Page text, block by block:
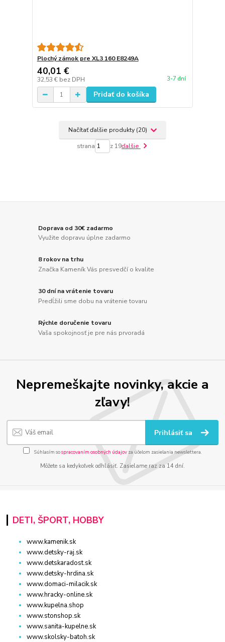
Plochý zámok pre XL3 160 E8249A
40,01 €
32,53 € bez DPH 3-7 dní
Pridať do košíka
Načítať ďalšie produkty (20)
strana z 19ďalšie
Doprava od 30€ zadarmo
Využite dopravu úplne zadarmo
8 rokov na trhu
Značka Kameník Vás presvedčí o kvalite
30 dní na vrátenie tovaru
Predĺžili sme dobu na vrátenie tovaru
Rýchle doručenie tovaru
Vaša spokojnosť je pre nás prvoradá
Nepremeškajte novinky, akcie a
zľavy!
Prihlásiť sa
Súhlasím sospracovaním osobných údajov za účelom zasielania newslettera.
Môžete sa kedykoľvek odhlásiť. Zasielame raz za 14 dní.
DETI, ŠPORT, HOBBY
www.kamenik.sk
www.detsky-raj.sk
www.detskaradost.sk
www.detsky-hrdina.sk
www.domaci-milacik.sk
www.hracky-online.sk
www.kupelna.shop
www.stonshop.sk
www.sanita-kupelne.sk
www.skolsky-batoh.sk